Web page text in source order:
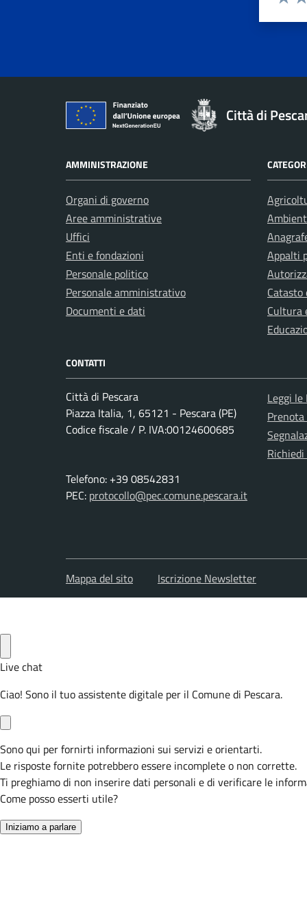
Città di
AMMINISTRAZIONE
Organi di governo
Aree amministrative
Uffici
Enti e fondazioni
Personale politico
Personale amministrativo
Documenti e dati
Appalti
Cultura
CONTATTI
Città di Pescara
Piazza Italia, 1, 65121 - Pescara (PE)
Codice fiscale / P. IVA:00124600685
Telefono: +39 08542831
PEC: protocollo@pec.comune.pescara.it
Leggi le
Mappa del sito Iscrizione Newsletter